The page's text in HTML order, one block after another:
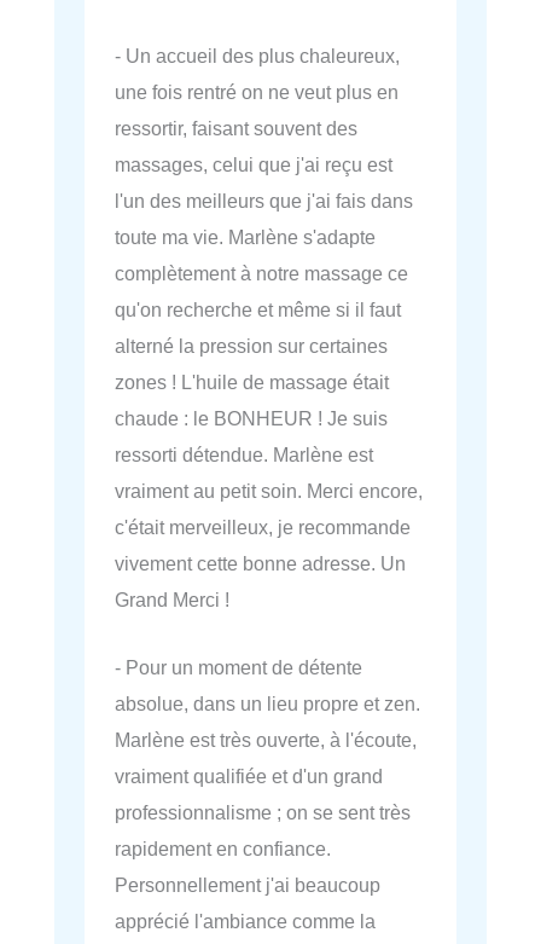
- Un accueil des plus chaleureux,
une fois rentré on ne veut plus en
ressortir, faisant souvent des
massages, celui que j'ai reçu est
l'un des meilleurs que j'ai fais dans
toute ma vie. Marlène s'adapte
complètement à notre massage ce
qu'on recherche et même si il faut
alterné la pression sur certaines
zones ! L'huile de massage était
chaude : le BONHEUR ! Je suis
ressorti détendue. Marlène est
vraiment au petit soin. Merci encore,
c'était merveilleux, je recommande
vivement cette bonne adresse. Un
Grand Merci !
- Pour un moment de détente
absolue, dans un lieu propre et zen.
Marlène est très ouverte, à l'écoute,
vraiment qualifiée et d'un grand
professionnalisme ; on se sent très
rapidement en confiance.
Personnellement j'ai beaucoup
apprécié l'ambiance comme la